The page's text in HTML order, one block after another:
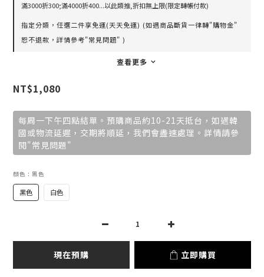
滿3000折300;滿4000折400...以此類推,折扣無上限(限定轉帳付款)
指定分類，任選二件享免運(天天免運) (如遇商品斷貨一律轉"購物金"
恕不退款，詳情參考"常見問題" )
查看更多
NT$1,080
每周一下午四點結單。預購商品約10-21天抵台，如遇韓
國或物流延遲，交期將順延，我們會盡速處理。詳情請參
閱"常見問題"
顏色 : 黑色
黑色 白色
現在預購 立即購買